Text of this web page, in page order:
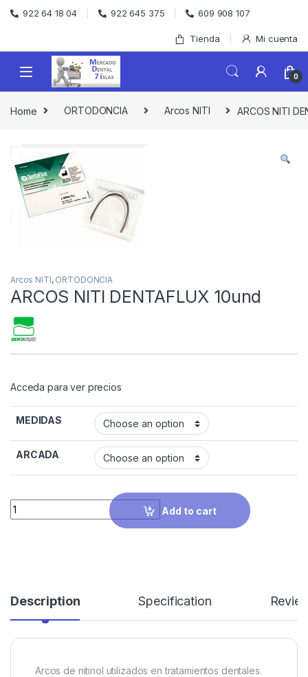
Skip to navigation
Skip to content
922 64 18 04 922 645 375 609 908 107
Tienda Mi cuenta
0
Home ORTODONCIA Arcos NITI ARCOS NITI
Arcos NITI, ORTODONCIA
ARCOS NITI DENTAFLUX 10und
Acceda para ver precios
MEDIDAS
ARCADA
Quantity
Add to cart
Description Specification
Arcos de nitinol utilizados en tratamientos dentales.